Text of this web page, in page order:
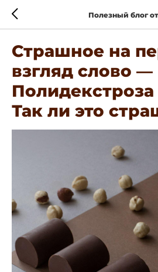
Полезный блог
Страшное на
взгляд слово —
Полидекстроза
Так ли это